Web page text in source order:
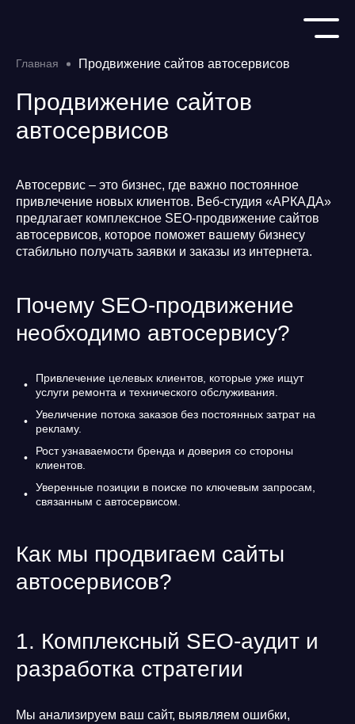
Главная Продвижение сайтов автосервисов
Продвижение сайтов
автосервисов
Автосервис – это бизнес, где важно постоянное
привлечение новых клиентов. Веб-студия «АРКАДА»
предлагает комплексное SEO-продвижение сайтов
автосервисов, которое поможет вашему бизнесу
стабильно получать заявки и заказы из интернета.
Почему SEO-продвижение
необходимо автосервису?
Привлечение целевых клиентов, которые уже ищут
услуги ремонта и технического обслуживания.
Увеличение потока заказов без постоянных затрат на
рекламу.
Рост узнаваемости бренда и доверия со стороны
клиентов.
Уверенные позиции в поиске по ключевым запросам,
связанным с автосервисом.
Как мы продвигаем сайты
автосервисов?
1. Комплексный SEO-аудит и
разработка стратегии
Мы анализируем ваш сайт, выявляем ошибки,